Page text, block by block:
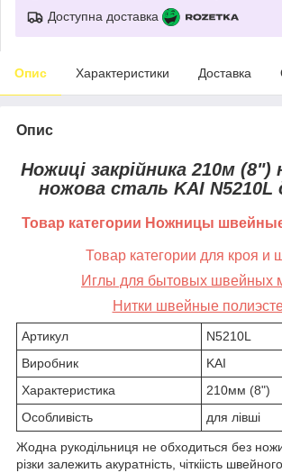
Доступна доставка
Опис Характеристики Доставка
Опис
Ножиці закрійника 210м (8")
ножова сталь KAI N5210L
Товар категории Ножницы
Товар категории для кроя и
Иглы для бытовых швейных
Нитки швейные
Артикул
N5210L
Виробник
KAI
Характеристика
210мм (8")
Особливість
для лівші
Жодна рукодільниця не обходиться без
різки залежить акуратність, чіткіість